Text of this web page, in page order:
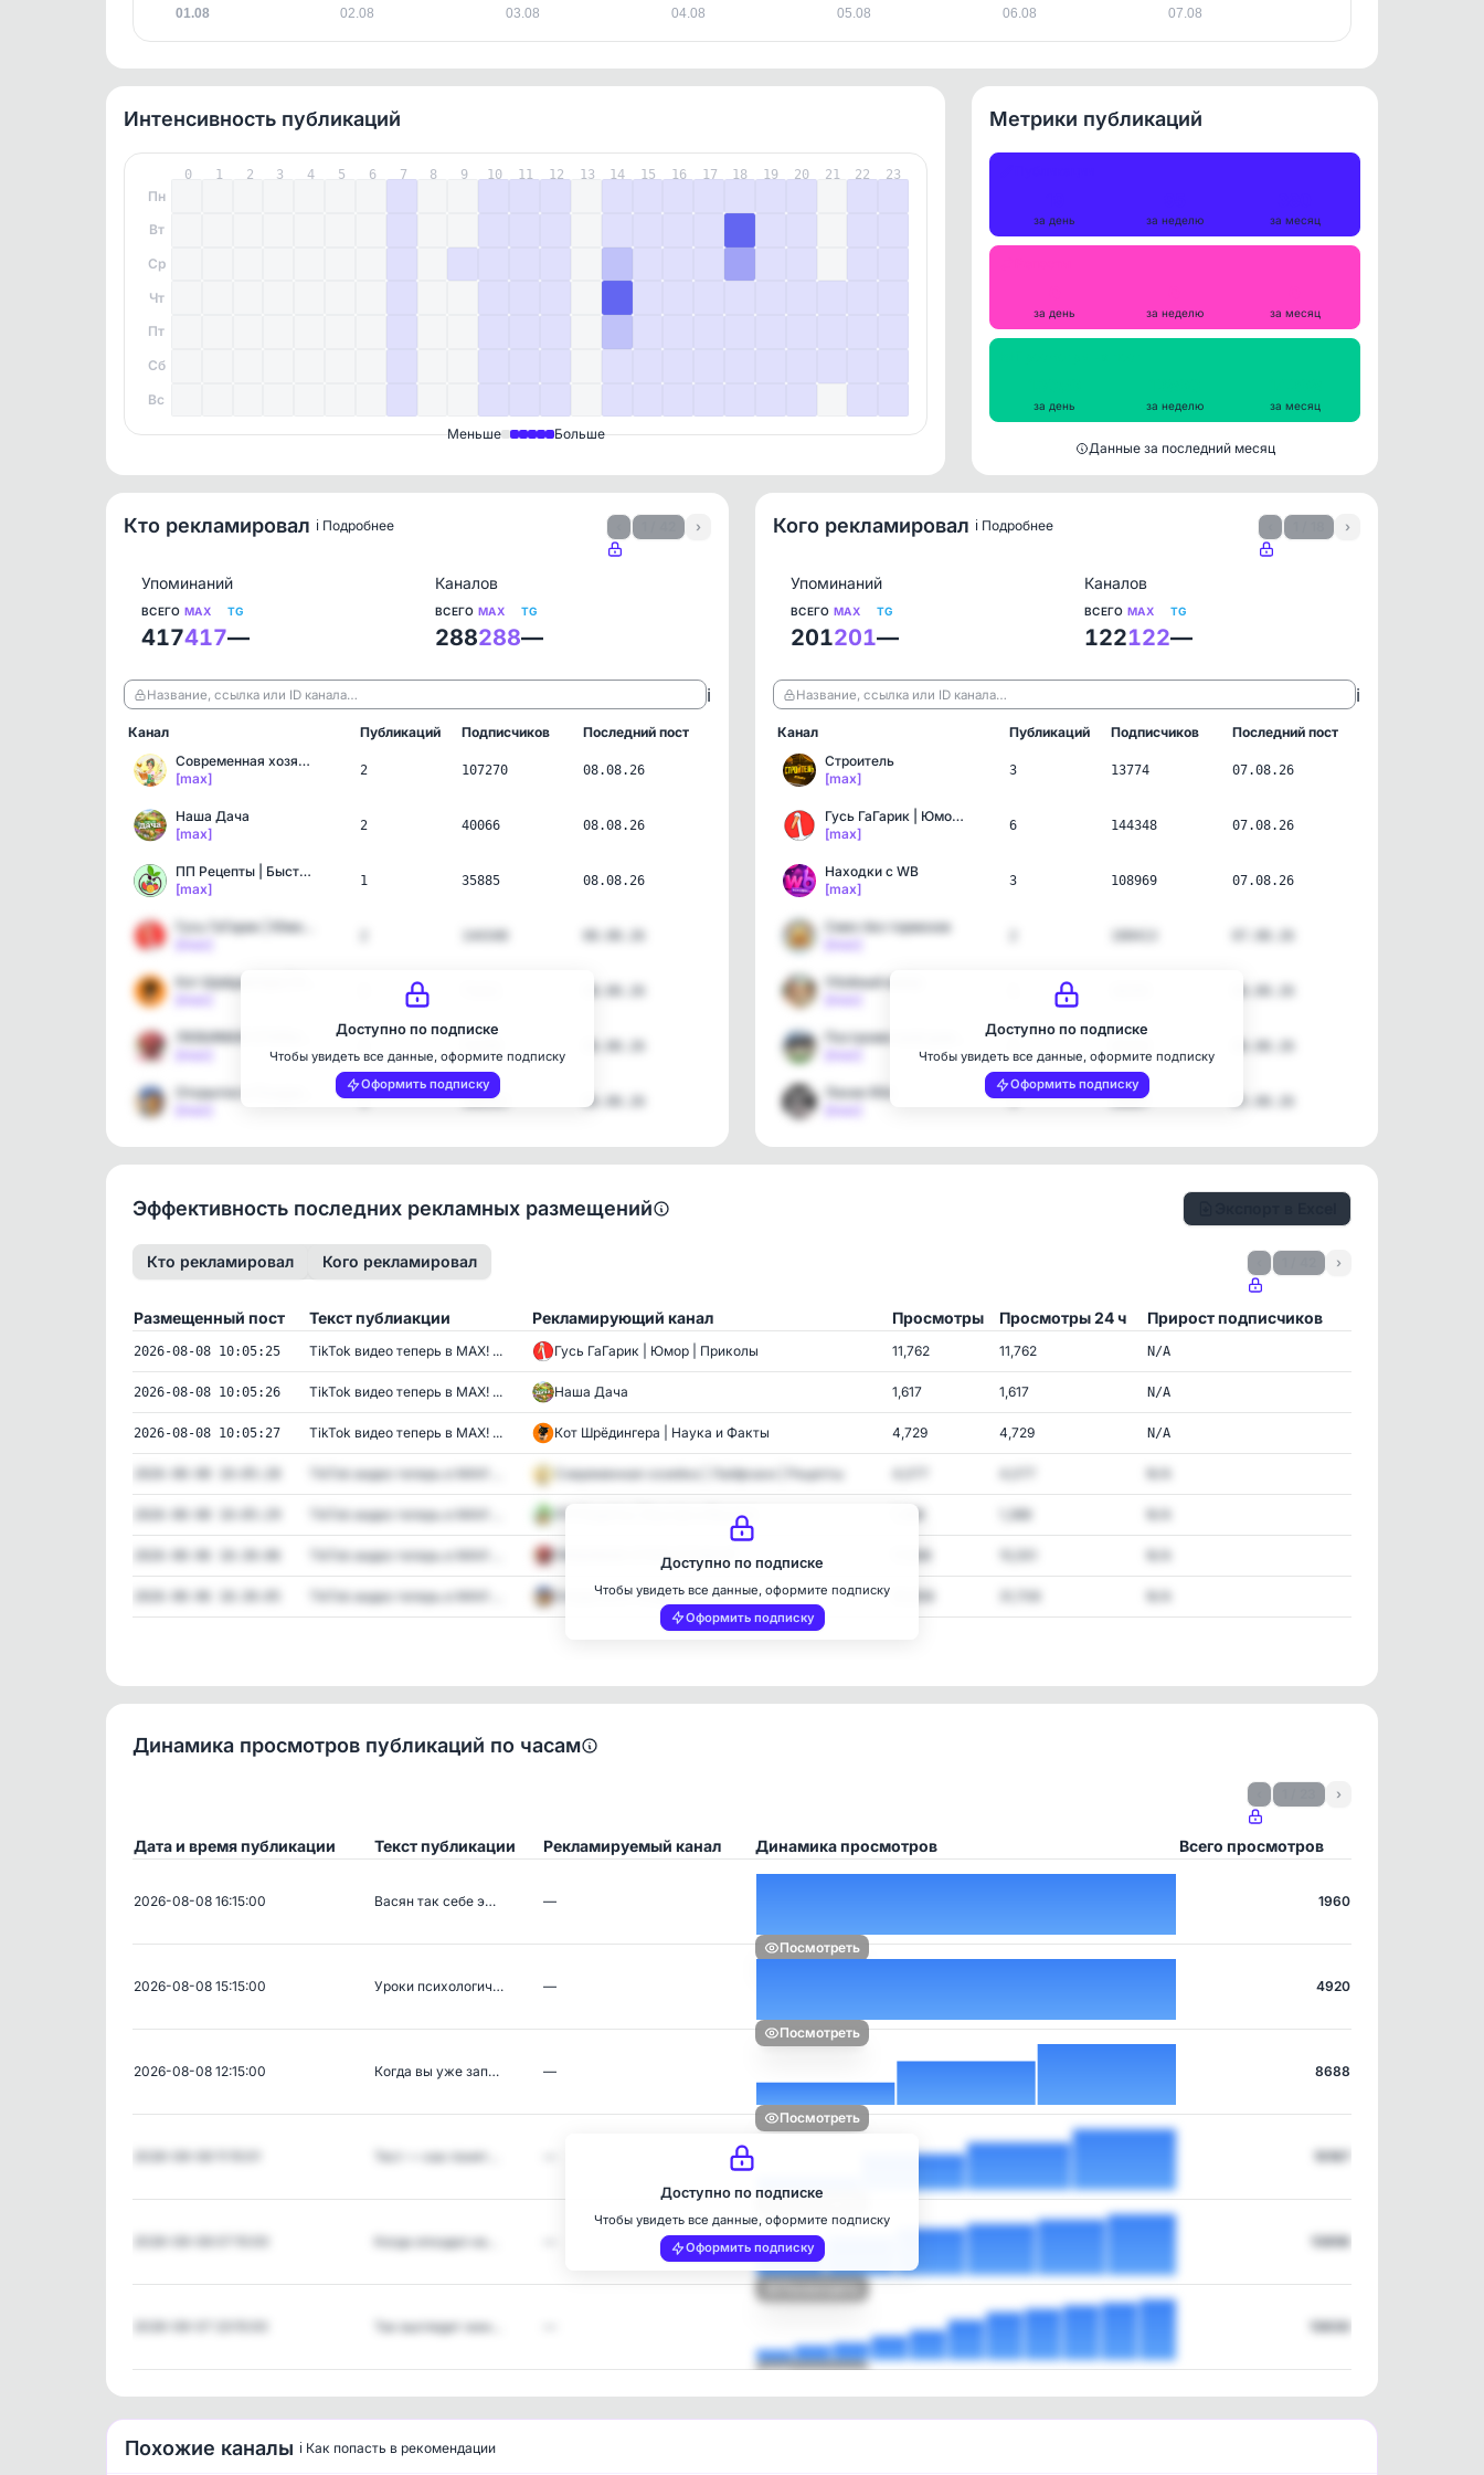
01.08 02.08 03.08 04.08 05.08 06.08 07.08
Интенсивность публикаций
0 1 2 3 4 5 6 7 8 9 10 11 12 13 14 15 16 17 18 19 20 21 22 23
Пн
Вт
Ср
Чт
Пт
Сб
Вс
Меньше Больше
Метрики публикаций
за день за неделю за месяц
за день за неделю за месяц
за день за неделю за месяц
Данные за последний месяц
Кто рекламировал ℹ️ Подробнее ›
Упоминаний
ВСЕГО
417
MAX
417
TG
—
Каналов
ВСЕГО
288
MAX
288
TG
—
Название, ссылка или ID канала… ℹ️
Канал Публикаций Подписчиков
Последний пост
Современная хозяйка | Ла…
[max]
2 107270 08.08.26
Наша Дача
[max]
2 40066 08.08.26
ПП Рецепты | Быстро и Вк…
[max]
1 35885 08.08.26
1 188283 06.08.26
Доступно по подписке
Чтобы увидеть все данные, оформите подписку
Оформить подписку
Кого рекламировал ℹ️ Подробнее ›
Упоминаний
ВСЕГО
201
MAX
201
TG
—
Каналов
ВСЕГО
122
MAX
122
TG
—
Название, ссылка или ID канала… ℹ️
Канал Публикаций Подписчиков
Последний пост
Строитель
[max]
3 13774 07.08.26
Гусь ГаГарик | Юмор | Пр…
[max]
6 144348 07.08.26
Находки с WB
[max]
3 108969 07.08.26
Смех без тормозов
Убойный юмор
Лихие 90е
3 26607 05.08.26
Доступно по подписке
Чтобы увидеть все данные, оформите подписку
Оформить подписку
Эффективность последних рекламных размещений
Кто рекламировал Кого рекламировал ›
Размещенный пост Текст публиакции Рекламирующий канал Просмотры Просмотры 24 ч Прирост подписчиков
2026-08-08 10:05:25 TikTok видео теперь в MAX! ... Гусь ГаГарик | Юмор | Приколы 11,762 11,762 N/A
2026-08-08 10:05:26 TikTok видео теперь в MAX! ... Наша Дача 1,617 1,617 N/A
2026-08-08 10:05:27 TikTok видео теперь в MAX! ... Кот Шрёдингера | Наука и Факты 4,729 4,729 N/A
TikTok видео теперь в MAX! ... Современная хозяйка | Лайфхаки | Рецепты
TikTok видео теперь в MAX! ... ПП Рецепты | Быстро и Вкусно 1,388 1,388
TikTok видео теперь в MAX! ... ЛЮБИМАЯ ОТКРЫТОЧКА💕
TikTok видео теперь в MAX! ... Открытки и Поздравления
Доступно по подписке
Чтобы увидеть все данные, оформите подписку
Оформить подписку
Динамика просмотров публикаций по часам
›
Дата и время публикации Текст публикации Рекламируемый канал Динамика просмотров Всего просмотров
2026-08-08 16:15:00 Васян так себе э… —
Посмотреть
1960
2026-08-08 15:15:00 Уроки психологич… —
Посмотреть
4920
2026-08-08 12:15:00 Когда вы уже зап… —
Посмотреть
8688
Тест — как понят…
Посмотреть
10167
Когда опоздал на…
Посмотреть
13856
Так выглядит жен…
Посмотреть
13630
Доступно по подписке
Чтобы увидеть все данные, оформите подписку
Оформить подписку
Похожие каналы ℹ️ Как попасть в рекомендации